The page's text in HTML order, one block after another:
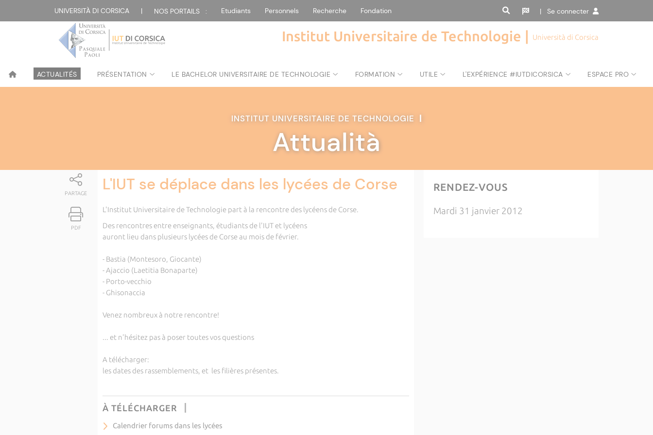
UNIVERSITÀ DI CORSICA | NOS PORTAILS : Etudiants Personnels Recherche Fondation | Se connecter
Institut Universitaire de Technologie | Università di Corsica
ACTUALITÉS PRÉSENTATION LE BACHELOR UNIVERSITAIRE DE TECHNOLOGIE FORMATION UTILE L'EXPÉRIENCE #IUTDICORSICA ESPACE PRO
INSTITUT UNIVERSITAIRE DE TECHNOLOGIE |
Attualità
PARTAGE
PDF
L'IUT se déplace dans les lycées de Corse
L'Institut Universitaire de Technologie part à la rencontre des lycéens de Corse.
Des rencontres entre enseignants, étudiants de l'IUT et lycéens
auront lieu dans plusieurs lycées de Corse au mois de février.
- Bastia (Montesoro, Giocante)
- Ajaccio (Laetitia Bonaparte)
- Porto-vecchio
- Ghisonaccia
Venez nombreux à notre rencontre!
... et n'hésitez pas à poser toutes vos questions
A télécharger:
les dates des rassemblements, et les filières présentes.
À TÉLÉCHARGER
Calendrier forums dans les lycées
RENDEZ-VOUS
Mardi 31 janvier 2012